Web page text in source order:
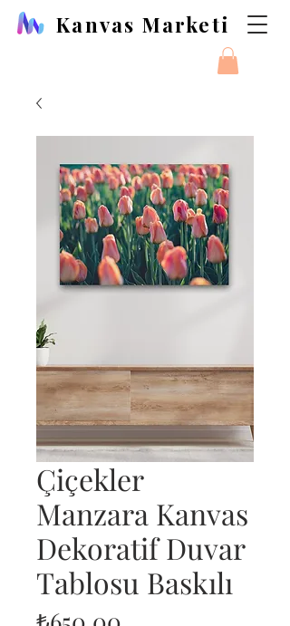
Kanvas Marketi
Çiçekler
Manzara Kanvas
Dekoratif Duvar
Tablosu Baskılı